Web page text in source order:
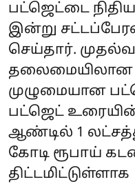
பட்ஜெட்டை
இன்று
செய்தார்.
தலைமையிலான
முழுமையான
பட்ஜெட் உரையின்
ஆண்டில் 1
கோடி ரூபாய்
திட்டமிட்டுள்ளாக